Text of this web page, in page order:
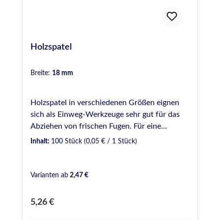
Holzspatel
Breite: 18 mm
Holzspatel in verschiedenen Größen eignen
sich als Einweg-Werkzeuge sehr gut für das
Abziehen von frischen Fugen. Für eine
gleichmäßige und optisch ansprechende Fuge
mm - Gebinde zu 50 Stück 16 mm - Gebinde
20 mm - Gebinde zu 100 Stück 16 mm Griff
geschwungen - Gebinde zu 50 Stück
Inhalt: 100 Stück (0,05 € / 1 Stück)
Varianten ab 2,47 €
Regulärer Preis:
5,26 €